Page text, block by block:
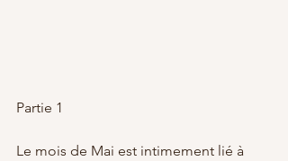
Partie 1
Le mois de Mai est intimement lié à